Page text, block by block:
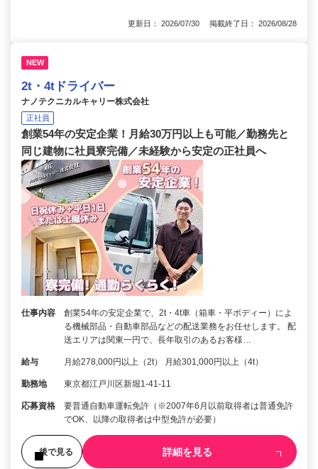
更新日： 2026/07/30 掲載終了日： 2026/08/28
NEW
2t・4tドライバー
ナノテクニカルキャリー株式会社
正社員
創業54年の安定企業！月給30万円以上も可能／勤務先と
同じ建物に社員寮完備／未経験から安定の正社員へ
仕事内容
創業54年の安定企業で、2t・4t車（箱車・平ボディー）によ
る機械部品・自動車部品などの配送業務をお任せします。 配
送エリアは関東一円で、長年取引のあるお客様…
給与 月給278,000円以上（2t） 月給301,000円以上（4t）
勤務地 東京都江戸川区新堀1-41-11
応募資格
要普通自動車運転免許（※2007年6月以前取得者は普通免許
でOK、以降の取得者は中型免許が必要）
後で見る 詳細を見る